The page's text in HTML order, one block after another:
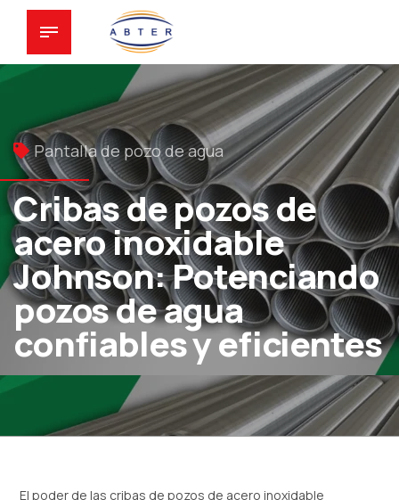
Pantalla de pozo de agua
Cribas de pozos de
acero inoxidable
Johnson: Potenciando
pozos de agua
confiables y eficientes
El poder de las cribas de pozos de acero inoxidable